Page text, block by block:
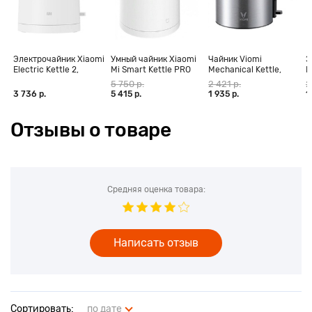
Электрочайник Xiaomi
Electric Kettle 2,
3 736 р.
Умный чайник Xiaomi
Mi Smart Kettle PRO
5 750 р.
5 415 р.
Чайник Viomi
Mechanical Kettle,
серебристый (V-
MK151B)
2 421 р.
1 935 р. 1
Отзывы о товаре
Сортировать: по дате
Средняя оценка товара:
Написать отзыв